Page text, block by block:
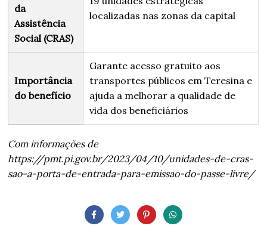
da
Assistência
Social (CRAS)
localizadas nas zonas da capital
Importância
do benefício
Garante acesso gratuito aos
transportes públicos em Teresina e
ajuda a melhorar a qualidade de
vida dos beneficiários
Com informações de
https://pmt.pi.gov.br/2023/04/10/unidades-de-cras-
sao-a-porta-de-entrada-para-emissao-do-passe-livre/